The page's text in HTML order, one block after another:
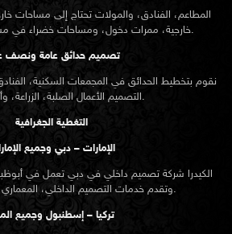
المطاعم، الفنادق، والمولات تحتاج إلى مساحات
خارجية، ممرات دخول، ومساحات خضراء في مشاريع في الخليج وتركيا.
تصميم حدائق عامة ونصف
نقوم بتخطيط الحدائق في المجمعات السكنية،
التصميم الأعمال الصلبة، الزراعة، وأنظمة الري.
التغطية الجغرافية
الإمارات – دبي وجميع
الكيدرا شركة تصميم داخلي في دبي تعمل في
وتقدم خدمات التصميم الداخلي، المعماري، وتصميم الحدائق.
تركيا – إسطنبول وجميع